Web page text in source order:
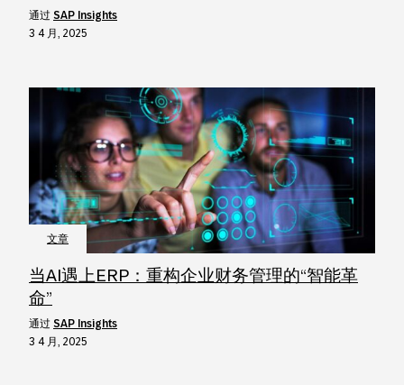
通过 SAP Insights
3 4 月, 2025
文章
当AI遇上ERP：重构企业财务管理的“智能革
命”
通过 SAP Insights
3 4 月, 2025